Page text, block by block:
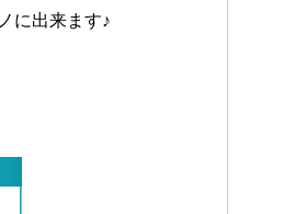
に出来ます♪